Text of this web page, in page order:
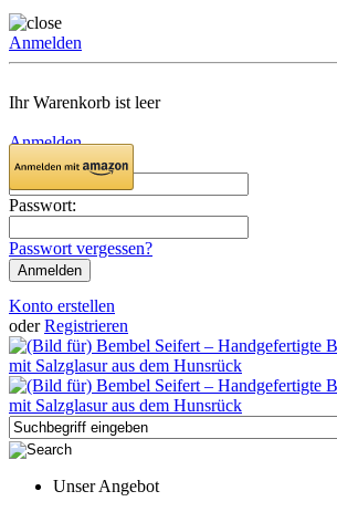
Anmelden
Ihr Warenkorb ist leer
Anmelden
Email:
Passwort:
Passwort vergessen?
Konto erstellen
oder Registrieren
Unser Angebot